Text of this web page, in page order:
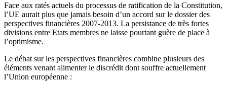
Face aux ratés actuels du processus de ratification de la Constitution,
l’UE aurait plus que jamais besoin d’un accord sur le dossier des
perspectives financières 2007-2013. La persistance de très fortes
divisions entre Etats membres ne laisse pourtant guère de place à
l’optimisme.
Le débat sur les perspectives financières combine plusieurs des
éléments venant alimenter le discrédit dont souffre actuellement
l’Union européenne :